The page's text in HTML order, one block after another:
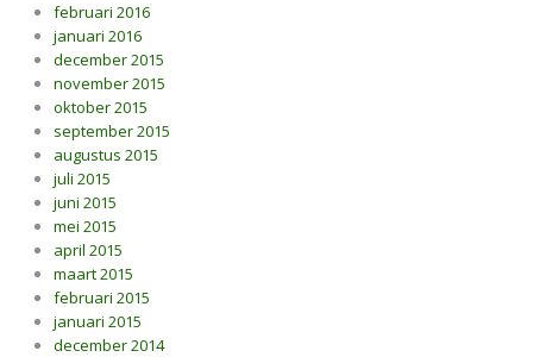
februari 2016
januari 2016
december 2015
november 2015
oktober 2015
september 2015
augustus 2015
juli 2015
juni 2015
mei 2015
april 2015
maart 2015
februari 2015
januari 2015
december 2014